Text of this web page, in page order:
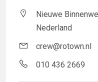
Nieuwe
Nederland
crew@rotown.nl
010 436 2669